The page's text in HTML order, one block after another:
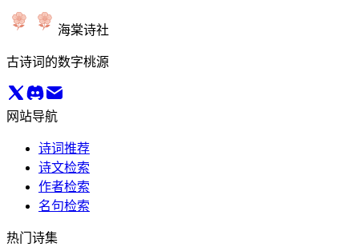
海棠诗社
古诗词的数字桃源
网站导航
诗词推荐
诗文检索
作者检索
名句检索
热门诗集